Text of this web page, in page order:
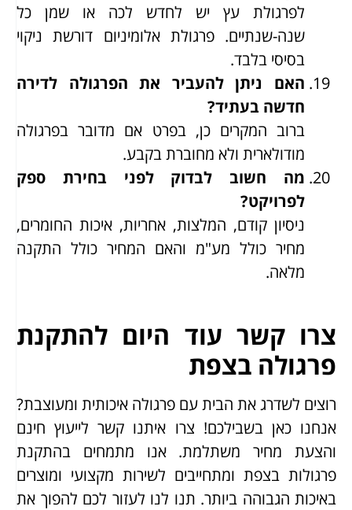
לפרגולת עץ יש לחדש לכה או שמן כל
שנה-שנתיים. פרגולת אלומיניום דורשת ניקוי
בסיסי בלבד.
האם ניתן להעביר את הפרגולה לדירה
חדשה בעתיד?
ברוב המקרים כן, בפרט אם מדובר בפרגולה
מודולארית ולא מחוברת בקבע.
מה חשוב לבדוק לפני בחירת ספק
לפרויקט?
ניסיון קודם, המלצות, אחריות, איכות החומרים,
מחיר כולל מע"מ והאם המחיר כולל התקנה
מלאה.
צרו קשר עוד היום להתקנת
פרגולה בצפת
רוצים לשדרג את הבית עם פרגולה איכותית ומעוצבת?
אנחנו כאן בשבילכם! צרו איתנו קשר לייעוץ חינם
והצעת מחיר משתלמת. אנו מתמחים בהתקנת
פרגולות בצפת ומתחייבים לשירות מקצועי ומוצרים
באיכות הגבוהה ביותר. תנו לנו לעזור לכם להפוך את